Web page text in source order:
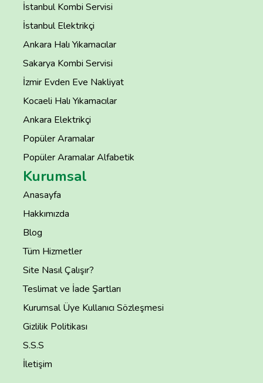
İstanbul Kombi Servisi
İstanbul Elektrikçi
Ankara Halı Yıkamacılar
Sakarya Kombi Servisi
İzmir Evden Eve Nakliyat
Kocaeli Halı Yıkamacılar
Ankara Elektrikçi
Popüler Aramalar
Popüler Aramalar Alfabetik
Kurumsal
Anasayfa
Hakkımızda
Blog
Tüm Hizmetler
Site Nasıl Çalışır?
Teslimat ve İade Şartları
Kurumsal Üye Kullanıcı Sözleşmesi
Gizlilik Politikası
S.S.S
İletişim